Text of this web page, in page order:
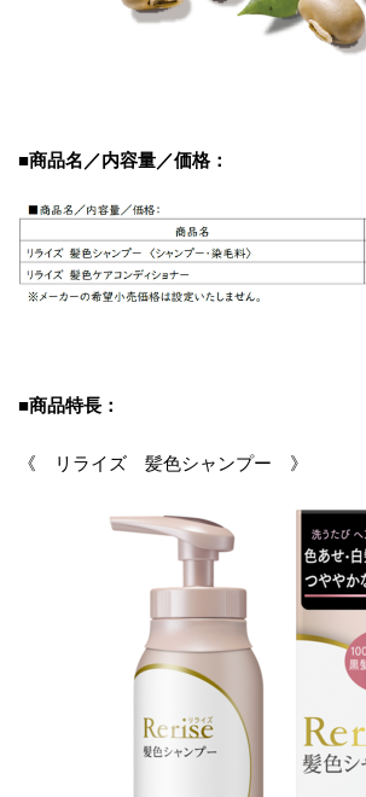
■商品名／内容量／価格：
■商品特長：
《 リライズ 髪色シャンプー 》